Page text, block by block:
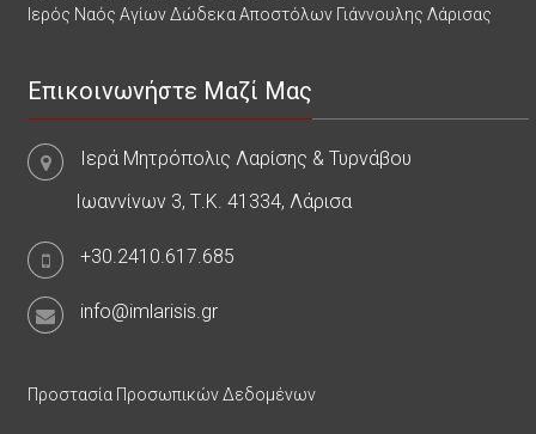
Ιερός Ναός Αγίων Δώδεκα Αποστόλων Γιάννουλης Λάρισας
Επικοινωνήστε Μαζί Μας
Ιερά Μητρόπολις Λαρίσης & Τυρνάβου
Ιωαννίνων 3, Τ.Κ. 41334, Λάρισα
+30.2410.617.685
info@imlarisis.gr
Προστασία Προσωπικών Δεδομένων